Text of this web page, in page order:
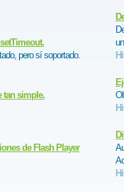
pero sí soportado.
tan simple.
de Flash Player